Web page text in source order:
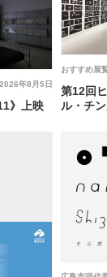
2026年8月5日
》上映
おすすめ展
第12回
ル・チ